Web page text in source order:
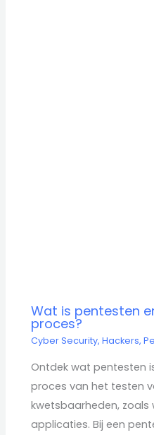
Wat is pentesten
proces?
Cyber Security,Hackers,
Ontdek wat pentesten
proces van het testen
kwetsbaarheden, zoals
applicaties. Bij een